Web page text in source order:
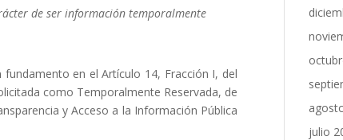
de ser información temporalmente
en el Artículo 14, Fracción I, del
como Temporalmente Reservada, de
y Acceso a la Información Pública
julio